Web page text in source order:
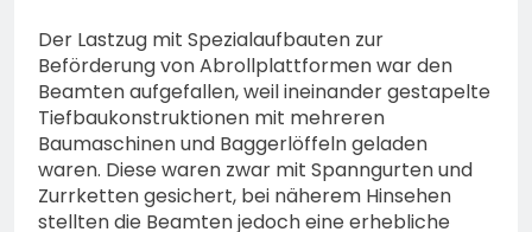
Der Lastzug mit Spezialaufbauten zur
Beförderung von Abrollplattformen war den
Beamten aufgefallen, weil ineinander gestapelte
Tiefbaukonstruktionen mit mehreren
Baumaschinen und Baggerlöffeln geladen
waren. Diese waren zwar mit Spanngurten und
Zurrketten gesichert, bei näherem Hinsehen
stellten die Beamten jedoch eine erhebliche